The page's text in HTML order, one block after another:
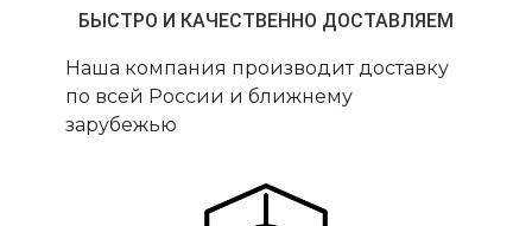
БЫСТРО И КАЧЕСТВЕННО ДОСТАВЛЯЕМ
Наша компания производит доставку
по всей России и ближнему
зарубежью